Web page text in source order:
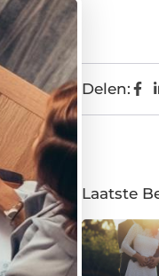
Delen:
Laatste